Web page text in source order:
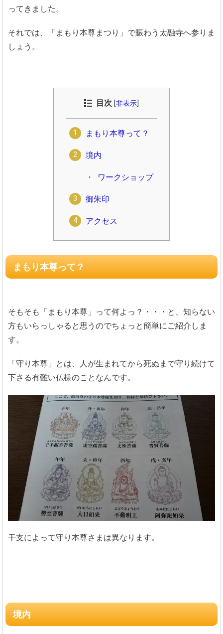
ってきました。
それでは、「まもり本尊まつり」で賑わう太融寺へ参りま
しょう。
目次 [非表示
まもり本尊って？
境内
ワークショップ
御朱印
アクセス
まもり本尊って？
そもそも「まもり本尊」って何よっ？・・・と、知らない
方もいらっしゃると思うのでちょっと簡単にご紹介しま
す。
「守り本尊」とは、人が生まれてから死ぬまで守り続けて
下さる有難い仏様のことなんです。
干支によって守り本尊さまは異なります。
境内